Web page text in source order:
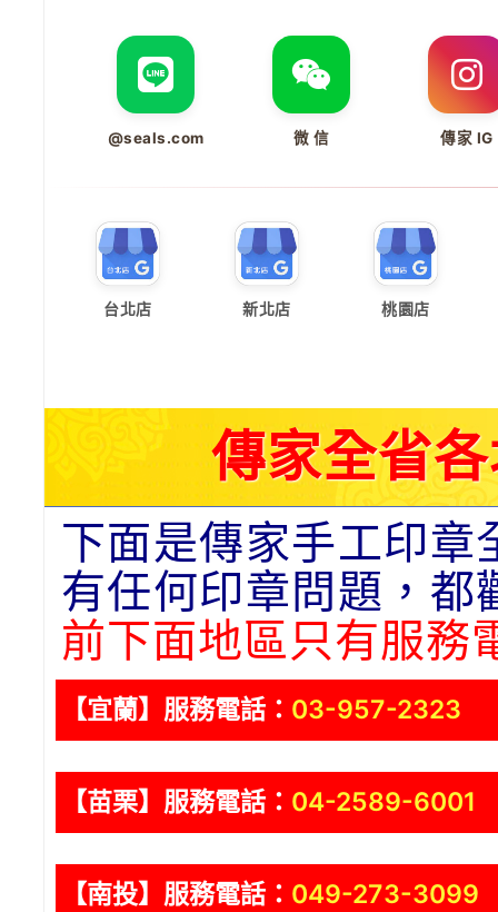
@seals.com 微 信 傳家 IG
台北店 新北店 桃園店
傳家全省
下面是傳家手工印章
有任何印章問題，都
前下面地區只有服務
【宜蘭】服務電話： 03-957-2323
【苗栗】服務電話： 04-2589-6001
【南投】服務電話： 049-273-3099